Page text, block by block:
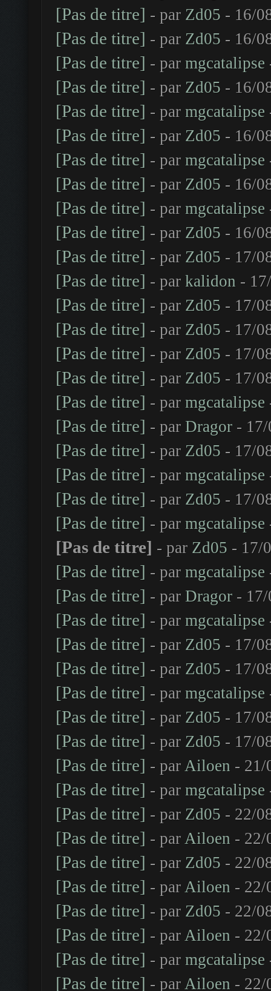
[Pas de titre] - par Zd05 - 16/
[Pas de titre] - par Zd05 - 16/
[Pas de titre] - par mgcatalipse
[Pas de titre] - par Zd05 - 16/
[Pas de titre] - par mgcatalipse
[Pas de titre] - par Zd05 - 16/
[Pas de titre] - par mgcatalipse
[Pas de titre] - par Zd05 - 16/
[Pas de titre] - par mgcatalipse
[Pas de titre] - par Zd05 - 16/
[Pas de titre] - par Zd05 - 17/
[Pas de titre] - par kalidon -
[Pas de titre] - par Zd05 - 17/
[Pas de titre] - par Zd05 - 17/
[Pas de titre] - par Zd05 - 17/
[Pas de titre] - par Zd05 - 17/
[Pas de titre] - par mgcatalipse
[Pas de titre] - par Dragor -
[Pas de titre] - par Zd05 - 17/
[Pas de titre] - par mgcatalipse
[Pas de titre] - par Zd05 - 17/
[Pas de titre] - par mgcatalipse
[Pas de titre] - par Zd05 - 17/
[Pas de titre] - par mgcatalipse
[Pas de titre] - par Dragor -
[Pas de titre] - par mgcatalipse
[Pas de titre] - par Zd05 - 17/
[Pas de titre] - par Zd05 - 17/
[Pas de titre] - par mgcatalipse
[Pas de titre] - par Zd05 - 17/
[Pas de titre] - par Zd05 - 17/
[Pas de titre] - par Ailoen - 21/
[Pas de titre] - par mgcatalipse
[Pas de titre] - par Zd05 - 22/
[Pas de titre] - par Ailoen - 22/
[Pas de titre] - par Zd05 - 22/
[Pas de titre] - par Ailoen - 22/
[Pas de titre] - par Zd05 - 22/
[Pas de titre] - par Ailoen - 22/
[Pas de titre] - par mgcatalipse
[Pas de titre] - par Ailoen - 22/